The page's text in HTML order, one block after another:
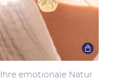
emotionale Natur